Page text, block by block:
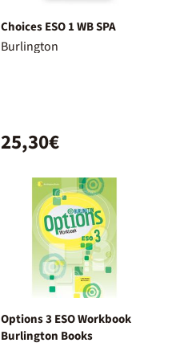
Choices ESO 1 WB SPA
Burlington
25,30€
Options 3 ESO Workbook
Burlington Books